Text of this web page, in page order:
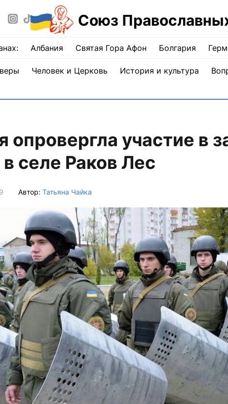
Союз
Албания Святая Гора Афон Болгария
Человек и Церковь История и культура
опровергла участие в
селе Раков Лес
Автор: Татьяна Чайка